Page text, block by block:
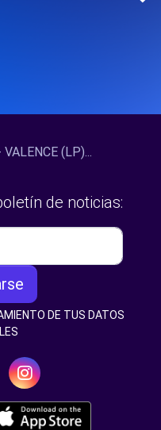
(LP)...
de noticias:
DE TUS DATOS